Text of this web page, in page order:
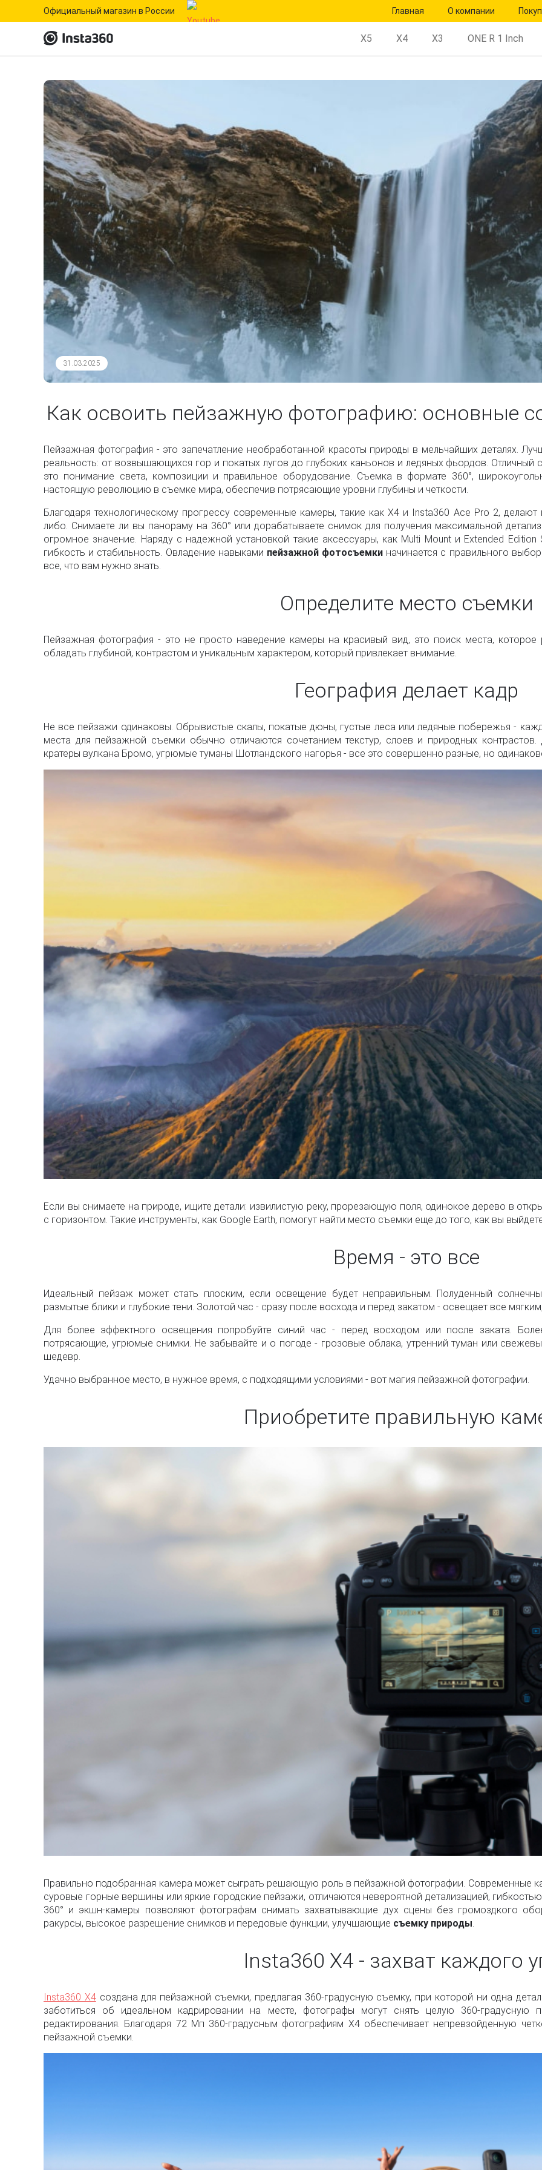
Официальный магазин в России Главная О компании
X5 X4 X3 ONE R 1 Inch
31.03.2025
Как освоить пейзажную фотографию: основные
Пейзажная фотография - это запечатление необработанной красоты природы в мельчайших деталях.
реальность: от возвышающихся гор и покатых лугов до глубоких каньонов и ледяных фьордов.
это понимание света, композиции и правильное оборудование. Съемка в формате 360°,
настоящую революцию в съемке мира, обеспечив потрясающие уровни глубины и четкости.
Благодаря технологическому прогрессу современные камеры, такие как X4 и Insta360 Ace Pro 2,
либо. Снимаете ли вы панораму на 360° или дорабатываете снимок для получения максимальной
огромное значение. Наряду с надежной установкой такие аксессуары, как Multi Mount и Extended
гибкость и стабильность. Овладение навыками пейзажной фотосъемки начинается с правильного
все, что вам нужно знать.
Определите место съемки
Пейзажная фотография - это не просто наведение камеры на красивый вид, это поиск места,
обладать глубиной, контрастом и уникальным характером, который привлекает внимание.
География делает кадр
Не все пейзажи одинаковы. Обрывистые скалы, покатые дюны, густые леса или ледяные побережья -
места для пейзажной съемки обычно отличаются сочетанием текстур, слоев и природных
кратеры вулкана Бромо, угрюмые туманы Шотландского нагорья - все это совершенно разные, но
Если вы снимаете на природе, ищите детали: извилистую реку, прорезающую поля, одинокое дерево в
с горизонтом. Такие инструменты, как Google Earth, помогут найти место съемки еще до того, как вы
Время - это все
Идеальный пейзаж может стать плоским, если освещение будет неправильным. Полуденный
размытые блики и глубокие тени. Золотой час - сразу после восхода и перед закатом - освещает все
Для более эффектного освещения попробуйте синий час - перед восходом или после заката.
потрясающие, угрюмые снимки. Не забывайте и о погоде - грозовые облака, утренний туман или
шедевр.
Удачно выбранное место, в нужное время, с подходящими условиями - вот магия пейзажной фотографии.
Приобретите правильную
Правильно подобранная камера может сыграть решающую роль в пейзажной фотографии. Современные
суровые горные вершины или яркие городские пейзажи, отличаются невероятной детализацией,
360° и экшн-камеры позволяют фотографам снимать захватывающие дух сцены без громоздкого
ракурсы, высокое разрешение снимков и передовые функции, улучшающие съемку природы.
Insta360 X4 - захват каждого
Insta360 X4создана для пейзажной съемки, предлагая 360-градусную съемку, при которой ни одна
заботиться об идеальном кадрировании на месте, фотографы могут снять целую 360-
редактирования. Благодаря 72 Мп 360-градусным фотографиям X4 обеспечивает непревзойденную
пейзажной съемки.